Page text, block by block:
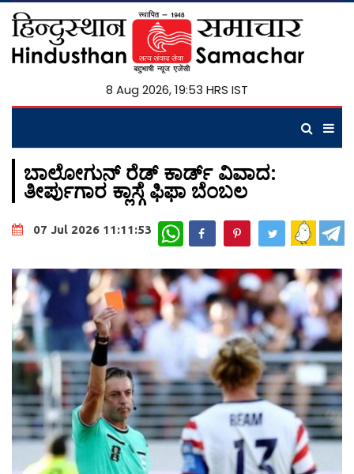
8 Aug 2026, 19:53 HRS IST
ಬಾಲೋಗುನ್ ರೆಡ್ ಕಾರ್ಡ್ ವಿವಾದ:
ತೀರ್ಪುಗಾರ ಕ್ಲಾಸ್ಗೆ ಫಿಫಾ ಬೆಂಬಲ
07 Jul 2026 11:11:53 WhatsApp